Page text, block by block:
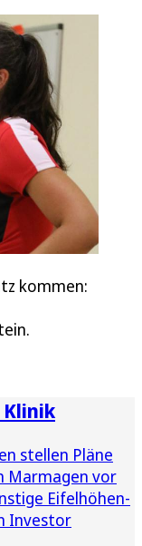
kommen:
Klinik
stellen Pläne
Marmagen vor
Eifelhöhen-
Investor